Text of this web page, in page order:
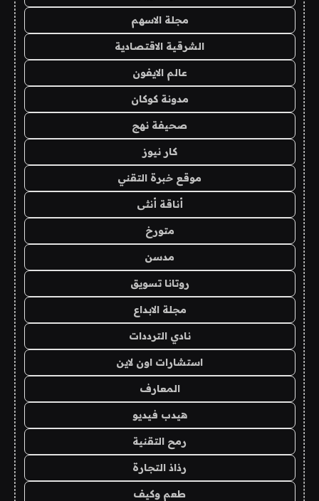
مجلة الاسهم
الشرقية الاقتصادية
عالم الايفون
مدونة كوكان
صحيفة نهج
كار نيوز
موقع خبرة التقني
أناقة أنثى
متورخ
مدسن
روتانا تسويق
مجلة الابداع
نادي الترددات
استشارات اون لاين
المعارف
هيدب فيديو
رمح التقنية
رذاذ التجارة
طعم وكيف